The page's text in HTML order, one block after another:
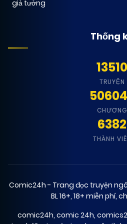
09/12/2024
13/01/2026
09/12/2024
09/12/2024
Chapter 63 - SS3(QA)
giả tưởng
Thống
13510
TRUYỆN
CHƯƠNG
6382
THÀNH
Comic24h - Trang đọc truyện
BL 16+, 18+ miễn phí,
comic24h, comic 24h,